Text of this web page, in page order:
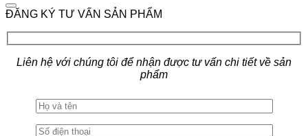
ĐĂNG KÝ TƯ VẤN SẢN PHẨM
Liên hệ với chúng tôi để nhận được tư vấn chi tiết về sản
phẩm